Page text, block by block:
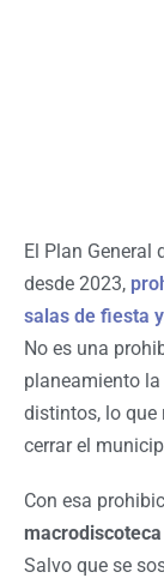
El Plan General
desde 2023,
salas de fiesta
No es una
planeamiento
distintos, lo que
cerrar el
Con esa
Salvo que se